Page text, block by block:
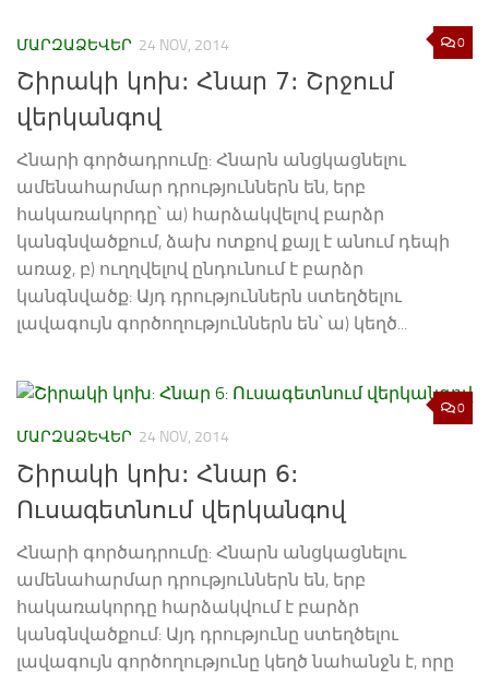
0
ՄԱՐԶԱՁԵՎԵՐ 24 NOV, 2014
Շիրակի կոխ: Հնար 7: Շրջում
վերկանգով
Հնարի գործադրումը: Հնարն անցկացնելու
ամենահարմար դրություններն են, երբ
հակառակորդը՝ ա) հարձակվելով բարձր
կանգնվածքում, ձախ ոտքով քայլ է անում դեպի
առաջ, բ) ուղղվելով ընդունում է բարձր
կանգնվածք: Այդ դրություններն ստեղծելու
լավագույն գործողություններն են՝ ա) կեղծ...
0
ՄԱՐԶԱՁԵՎԵՐ 24 NOV, 2014
Շիրակի կոխ: Հնար 6:
Ուսագետնում վերկանգով
Հնարի գործադրումը: Հնարն անցկացնելու
ամենահարմար դրություններն են, երբ
հակառակորդը հարձակվում է բարձր
կանգնվածքում: Այդ դրությունը ստեղծելու
լավագույն գործողությունը կեղծ նահանջն է, որը